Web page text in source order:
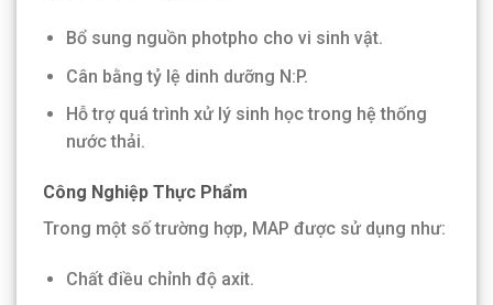
Bổ sung nguồn photpho cho vi sinh vật.
Cân bằng tỷ lệ dinh dưỡng N:P.
Hỗ trợ quá trình xử lý sinh học trong hệ thống
nước thải.
Công Nghiệp Thực Phẩm
Trong một số trường hợp, MAP được sử dụng như:
Chất điều chỉnh độ axit.